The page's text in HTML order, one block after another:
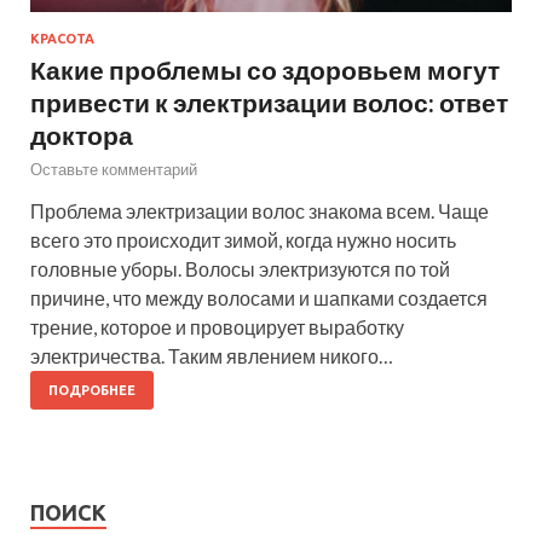
КРАСОТА
Какие проблемы со здоровьем могут
привести к электризации волос: ответ
доктора
Оставьте комментарий
Проблема электризации волос знакома всем. Чаще
всего это происходит зимой, когда нужно носить
головные уборы. Волосы электризуются по той
причине, что между волосами и шапками создается
трение, которое и провоцирует выработку
электричества. Таким явлением никого…
ПОДРОБНЕЕ
ПОИСК